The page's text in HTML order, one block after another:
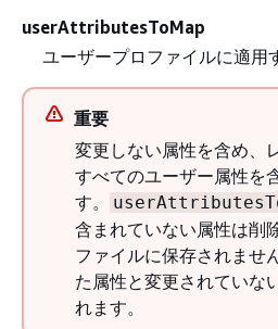
userAttributesToMap
ユーザープロファイルに適用
重要
変更しない属性を含め、
すべてのユーザー属性を
す。
含まれていない属性は削
ファイルに保存されませ
た属性と変更されていな
れます。